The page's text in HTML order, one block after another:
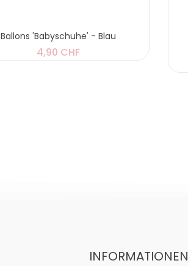
Ballons 'Babyschuhe' - Blau
4,90 CHF
INFORMATIONEN